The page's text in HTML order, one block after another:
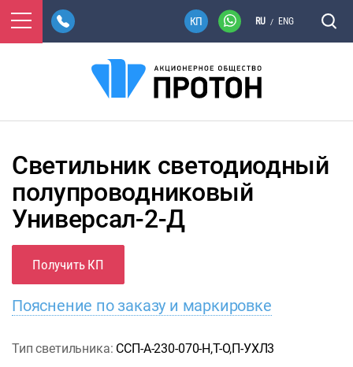
RU / ENG
Светильник светодиодный
полупроводниковый
Универсал-2-Д
Получить КП
Пояснение по заказу и маркировке
Тип светильника: ССП-А-230-070-Н,Т-О,П-УХЛ3